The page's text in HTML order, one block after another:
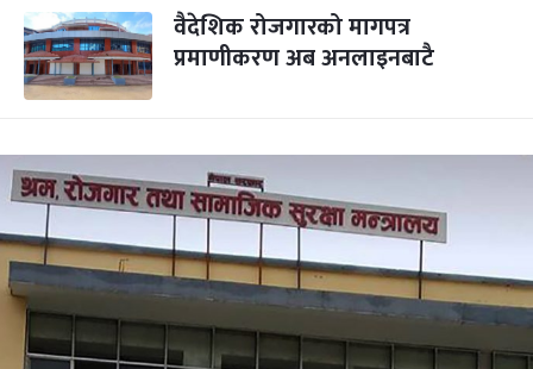
वैदेशिक रोजगारको मागपत्र
प्रमाणीकरण अब अनलाइनबाटै